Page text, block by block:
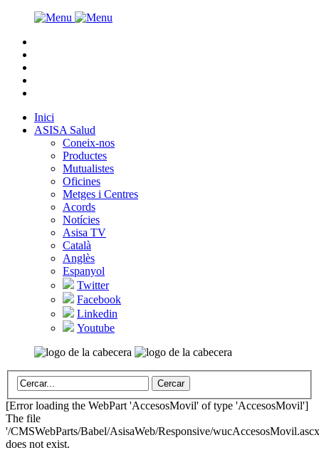
Inici
ASISA Salud
Coneix-nos
Productes
Mutualistes
Oficines
Metges i Centres
Acords
Notícies
Asisa TV
Català
Anglès
Espanyol
Twitter
Facebook
Linkedin
Youtube
[Error loading the WebPart 'AccesosMovil' of type 'AccesosMovil']
The file
'/CMSWebParts/Babel/AsisaWeb/Responsive/
does not exist.